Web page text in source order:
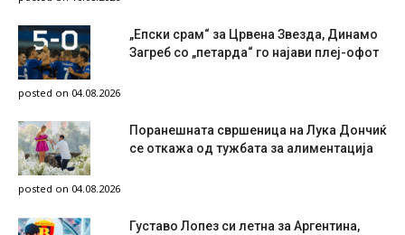
„Епски срам“ за Црвена Звезда, Динамо
Загреб со „петарда“ го најави плеј-офот
posted on 04.08.2026
Поранешната свршеница на Лука Дончиќ
се откажа од тужбата за алиментација
posted on 04.08.2026
Густаво Лопез си летна за Аргентина,